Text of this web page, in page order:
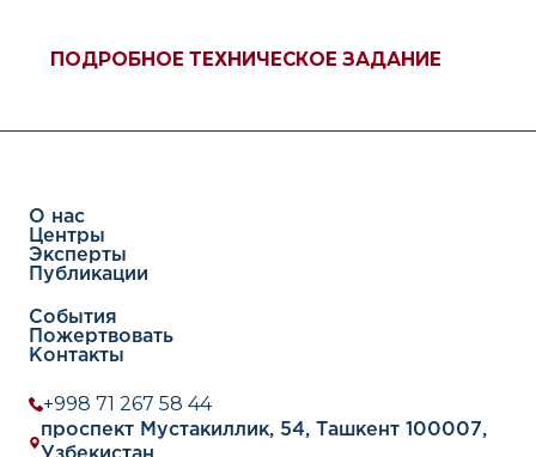
ПОДРОБНОЕ ТЕХНИЧЕСКОЕ ЗАДАНИЕ
О нас
Центры
Эксперты
Публикации
События
Пожертвовать
Контакты
+998 71 267 58 44
проспект Мустакиллик, 54, Ташкент 100007,